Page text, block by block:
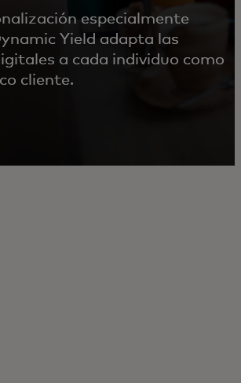
especialmente
Yield adapta las
a cada individuo como
cliente.